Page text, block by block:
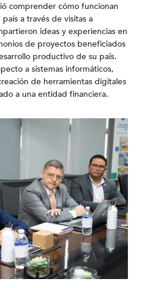
comprender cómo funcionan
a través de visitas a
ideas y experiencias en
de proyectos beneficiados
productivo de su país.
a sistemas informáticos,
de herramientas digitales
a una entidad financiera.